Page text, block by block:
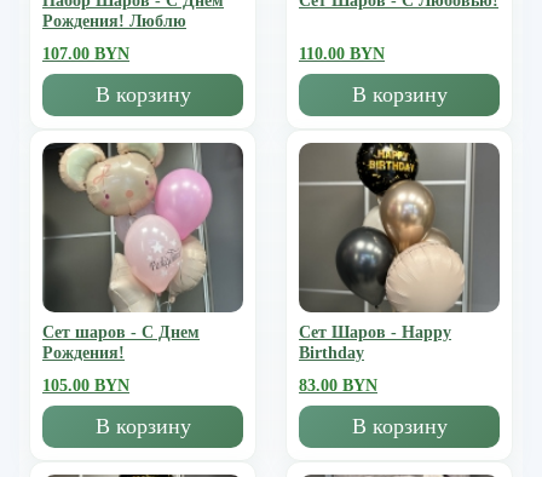
Рождения! Люблю
107.00 BYN
В корзину
110.00 BYN
В корзину
Сет шаров - С Днем
Рождения!
105.00 BYN
В корзину
Сет Шаров - Happy
Birthday
83.00 BYN
В корзину